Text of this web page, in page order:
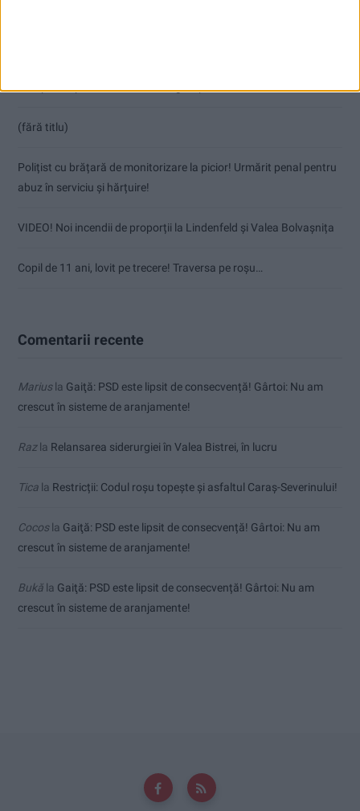
(fără titlu)
Polițist cu brățară de monitorizare la picior! Urmărit penal pentru
abuz în serviciu și hărțuire!
VIDEO! Noi incendii de proporții la Lindenfeld și Valea Bolvașnița
Copil de 11 ani, lovit pe trecere! Traversa pe roșu…
Comentarii recente
Mariusla Gaiţă: PSD este lipsit de consecvență! Gârtoi: Nu am
crescut în sisteme de aranjamente!
Razla Relansarea siderurgiei în Valea Bistrei, în lucru
Tica la Restricții: Codul roșu topește și asfaltul Caraș-Severinului!
Cocosla Gaiţă: PSD este lipsit de consecvență! Gârtoi: Nu am
crescut în sisteme de aranjamente!
Bukă la Gaiţă: PSD este lipsit de consecvență! Gârtoi: Nu am
crescut în sisteme de aranjamente!